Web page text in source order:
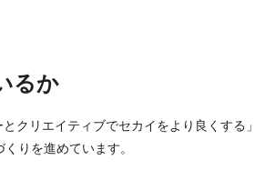
るか
クリエイティブでセカイをより良くする」
りを進めています。